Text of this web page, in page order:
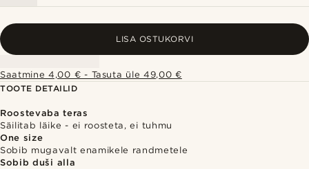
LISA OSTUKORVI
Saatmine 4,00 € - Tasuta üle 49,00 €
TOOTE DETAILID
Roostevaba teras
Säilitab läike - ei roosteta, ei tuhmu
One size
Sobib mugavalt enamikele randmetele
Sobib duši alla